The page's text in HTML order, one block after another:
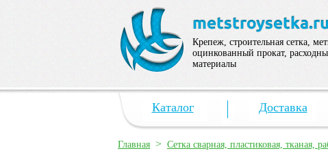
Крепеж, строительная сетка,
оцинкованный прокат,
материалы
Каталог Доставка
Главная > Сетка сварная, пластиковая, тканая,